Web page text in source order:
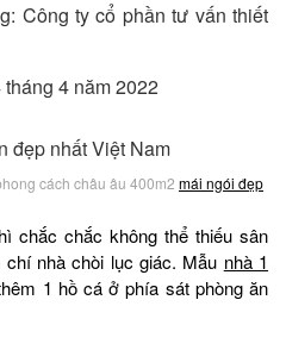
Công ty cổ phần tư vấn thiết
4 năm 2022
cách châu âu 400m2 mái ngói đẹp
chắc chắc không thể thiếu sân
nhà chòi lục giác. Mẫu nhà 1
1 hồ cá ở phía sát phòng ăn